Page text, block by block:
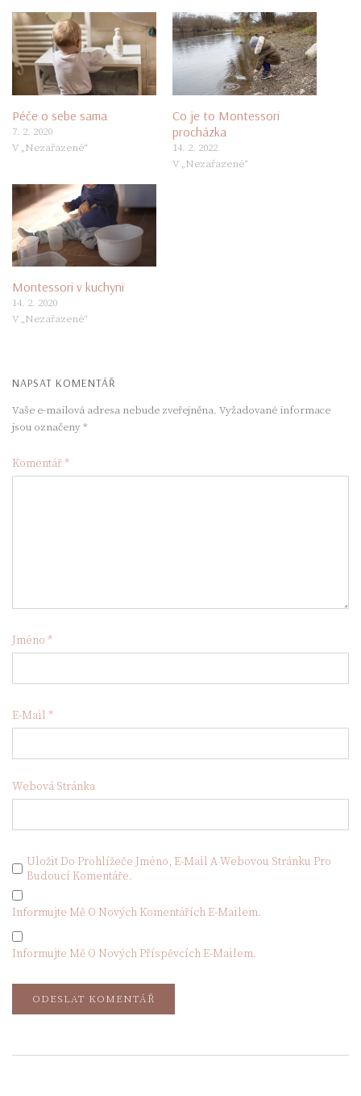
Péče o sebe sama
7. 2. 2020
V „Nezařazené“
Co je to Montessori
procházka
14. 2. 2022
V „Nezařazené“
Montessori v kuchyni
14. 2. 2020
V „Nezařazené“
NAPSAT KOMENTÁŘ
Vaše e-mailová adresa nebude zveřejněna. Vyžadované informace
jsou označeny*
Komentář*
Jméno *
E-Mail *
Webová Stránka
Uložit Do Prohlížeče Jméno, E-Mail A Webovou Stránku Pro
Budoucí Komentáře.
Informujte Mě O Nových Komentářích E-Mailem.
Informujte Mě O Nových Příspěvcích E-Mailem.